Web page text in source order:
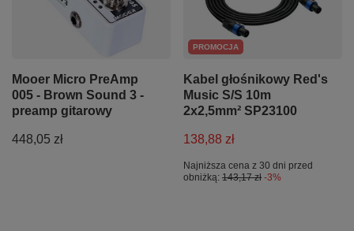
Mooer Micro PreAmp
005 - Brown Sound 3 -
preamp gitarowy
448,05 zł
PROMOCJA
Kabel głośnikowy Red's
Music S/S 10m
2x2,5mm² SP23100
138,88 zł
Najniższa cena z 30 dni przed
obniżką: 143,17 zł -3%